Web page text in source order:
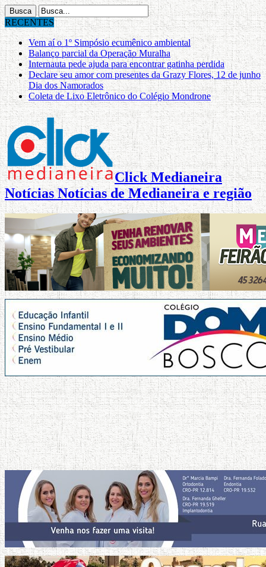
RECENTES
Vem aí o 1º Simpósio ecumênico ambiental
Balanço parcial da Operação Muralha
Internauta pede ajuda para encontrar gatinha perdida
Declare seu amor com presentes da Grazy Flores, 12 de junho
Dia dos Namorados
Coleta de Lixo Eletrônico do Colégio Mondrone
Click Medianeira
Notícias Notícias de Medianeira e região